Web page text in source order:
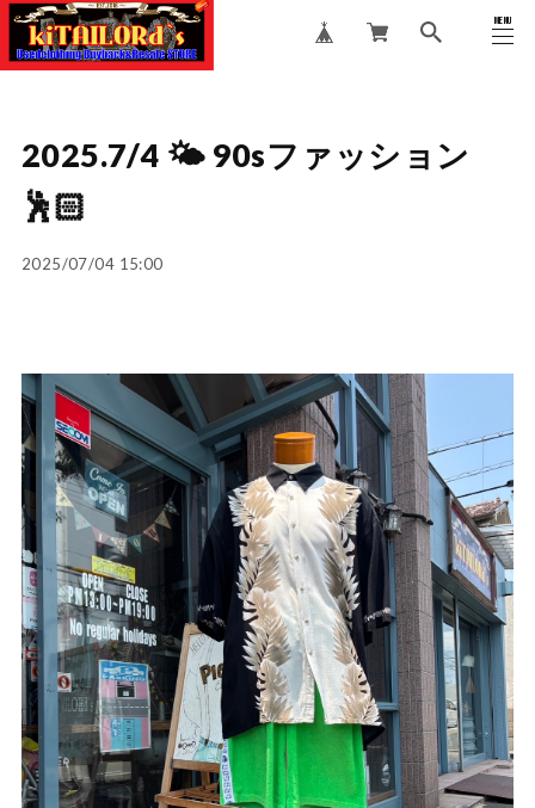
MENU
CLOSE
2025.7/4 🌤️ 90sファッション
🕺🏻
2025/07/04 15:00